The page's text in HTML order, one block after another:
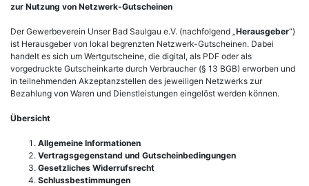
zur Nutzung von Netzwerk-Gutscheinen
Der Gewerbeverein Unser Bad Saulgau e.V. (nachfolgend „ Herausgeber“)
ist Herausgeber von lokal begrenzten Netzwerk-Gutscheinen. Dabei
handelt es sich um Wertgutscheine, die digital, als PDF oder als
vorgedruckte Gutscheinkarte durch Verbraucher (§ 13 BGB) erworben und
in teilnehmenden Akzeptanzstellen des jeweiligen Netzwerks zur
Bezahlung von Waren und Dienstleistungen eingelöst werden können.
Übersicht
Allgemeine Informationen
Vertragsgegenstand und Gutscheinbedingungen
Gesetzliches Widerrufsrecht
Schlussbestimmungen